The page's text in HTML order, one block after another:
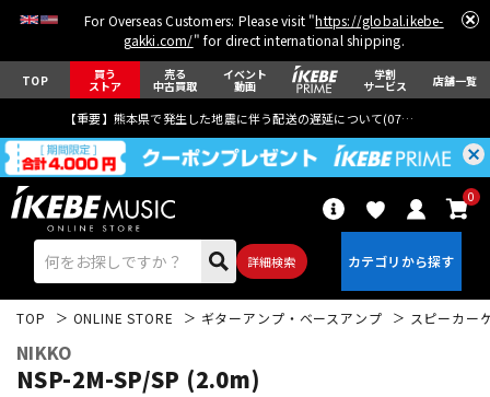
For Overseas Customers: Please visit "https://global.ikebe-
gakki.com/" for direct international shipping.
TOP 買う
ストア
売る
中古買取
イベント
動画
学割
サービス 店舗一覧
【重要】熊本県で発生した地震に伴う配送の遅延について(07月29日
詳細検索
0
TOP ONLINE STORE ギターアンプ・ベースアンプ スピーカー
NIKKO
NSP-2M-SP/SP (2.0m)